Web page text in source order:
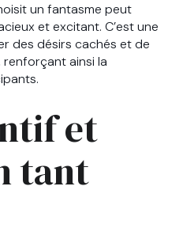
un fantasme peut
et excitant. C’est une
des désirs cachés et de
ainsi la
et
tant